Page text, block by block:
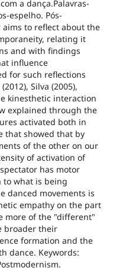
a dança.Palavras-
espelho. Pós-
aims to reflect about the
relating it
and with findings
influence
for such reflections
Silva (2005),
kinesthetic interaction
explained through the
activated both in
that showed that by
of the other on our
of activation of
has motor
to what is being
danced movements is
empathy on the part
more of the "different"
broader their
formation and the
dance. Keywords: